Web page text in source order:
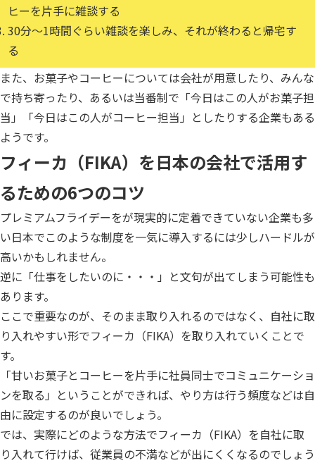
ヒーを片手に雑談する
30分〜1時間ぐらい雑談を楽しみ、それが終わると帰宅す
る
また、お菓子やコーヒーについては会社が用意したり、みんな
で持ち寄ったり、あるいは当番制で「今日はこの人がお菓子担
当」「今日はこの人がコーヒー担当」としたりする企業もある
ようです。
フィーカ（FIKA）を日本の会社で活用す
るための6つのコツ
プレミアムフライデーをが現実的に定着できていない企業も多
い日本でこのような制度を一気に導入するには少しハードルが
高いかもしれません。
逆に「仕事をしたいのに・・・」と文句が出てしまう可能性も
あります。
ここで重要なのが、そのまま取り入れるのではなく、自社に取
り入れやすい形でフィーカ（FIKA）を取り入れていくことで
す。
「甘いお菓子とコーヒーを片手に社員同士でコミュニケーショ
ンを取る」ということができれば、やり方は行う頻度などは自
由に設定するのが良いでしょう。
では、実際にどのような方法でフィーカ（FIKA）を自社に取
り入れて行けば、従業員の不満などが出にくくなるのでしょう